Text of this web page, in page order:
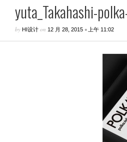
yuta_Takahashi-
by HI设计 on 12 月 28, 2015 • 上午 11:02